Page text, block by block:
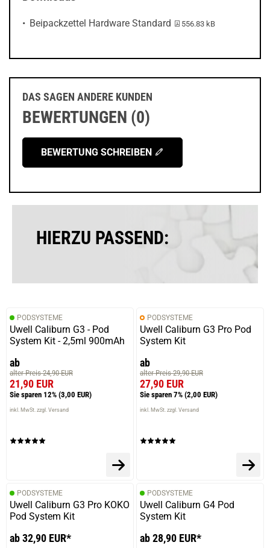
Beipackzettel Hardware Standard PDF-Datei:
556.83 kB
DAS SAGEN ANDERE KUNDEN
BEWERTUNGEN (0)
BEWERTUNG SCHREIBEN
HIERZU PASSEND:
PODSYSTEME
Uwell Caliburn G3 - Pod
System Kit - 2,5ml 900mAh
ab
alter Preis 24,90 EUR
21,90 EUR
Sie sparen 12% (3,00 EUR)
inkl. MwSt. zzgl. Versand
PODSYSTEME
Uwell Caliburn G3 Pro Pod
System Kit
ab
alter Preis 29,90 EUR
27,90 EUR
Sie sparen 7% (2,00 EUR)
inkl. MwSt. zzgl. Versand
PODSYSTEME
Uwell Caliburn G3 Pro KOKO
Pod System Kit
ab 32,90 EUR*
PODSYSTEME
Uwell Caliburn G4 Pod
System Kit
ab 28,90 EUR*